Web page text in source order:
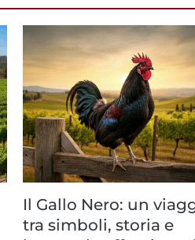
Il Gallo Nero: un
tra simboli, storia e